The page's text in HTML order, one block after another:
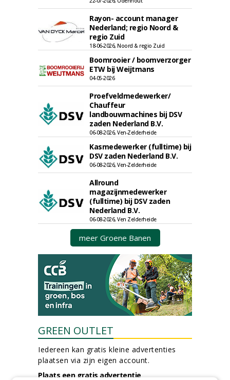
Rayon- account manager
Nederland; regio Noord &
regio Zuid
18-06-2026, Noord & regio Zuid
Boomrooier / boomverzorger
ETW bij Weijtmans
04-05-2026
Proefveldmedewerker/
Chauffeur
landbouwmachines bij DSV
zaden Nederland B.V.
06-08-2026, Ven-Zelderheide
Kasmedewerker (fulltime) bij
DSV zaden Nederland B.V.
06-08-2026, Ven-Zelderheide
Allround
magazijnmedewerker
(fulltime) bij DSV zaden
Nederland B.V.
06-08-2026, Ven Zelderheide
meer Groene Banen
GREEN OUTLET
Iedereen kan gratis kleine advertenties
plaatsen via zijn eigen account.
Plaats een gratis advertentie